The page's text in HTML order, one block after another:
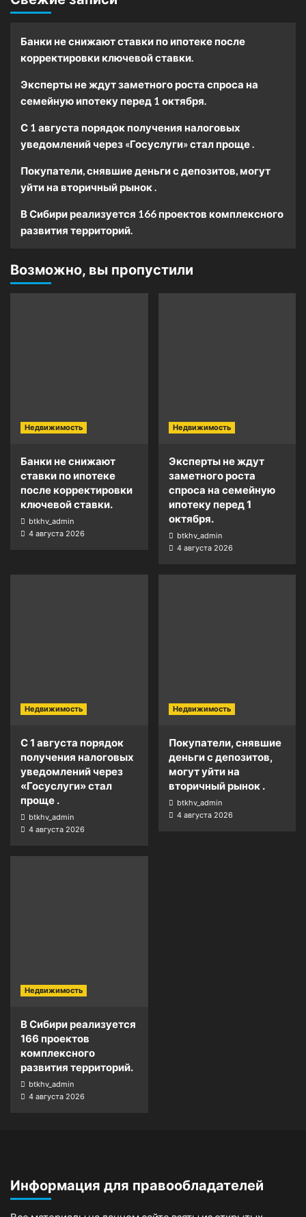
Банки не снижают ставки по ипотеке после
корректировки ключевой ставки.
Эксперты не ждут заметного роста спроса на
семейную ипотеку перед 1 октября.
С 1 августа порядок получения налоговых
уведомлений через «Госуслуги» стал проще .
Покупатели, снявшие деньги с депозитов, могут
уйти на вторичный рынок .
В Сибири реализуется 166 проектов комплексного
развития территорий.
Возможно, вы пропустили
Недвижимость
Банки не снижают
ставки по ипотеке
после корректировки
ключевой ставки.
btkhv_admin
4 августа 2026
Недвижимость
Эксперты не ждут
заметного роста
спроса на семейную
ипотеку перед 1
октября.
btkhv_admin
4 августа 2026
Недвижимость
С 1 августа порядок
получения налоговых
уведомлений через
«Госуслуги» стал
проще .
btkhv_admin
4 августа 2026
Недвижимость
Покупатели, снявшие
деньги с депозитов,
могут уйти на
вторичный рынок .
btkhv_admin
4 августа 2026
Недвижимость
В Сибири реализуется
166 проектов
комплексного
развития территорий.
btkhv_admin
4 августа 2026
Информация для правообладателей